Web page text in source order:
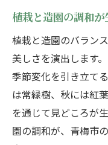
造園で長く
庭の成長を
造園で実現
植栽と造園
自然と調和した
造園で自然
植栽と造園
植栽と造園の調和
植栽と造園のバラン
美しさを演出します
季節変化を引き立て
は常緑樹、秋には紅
を通じて見どころが
園の調和が、青梅市